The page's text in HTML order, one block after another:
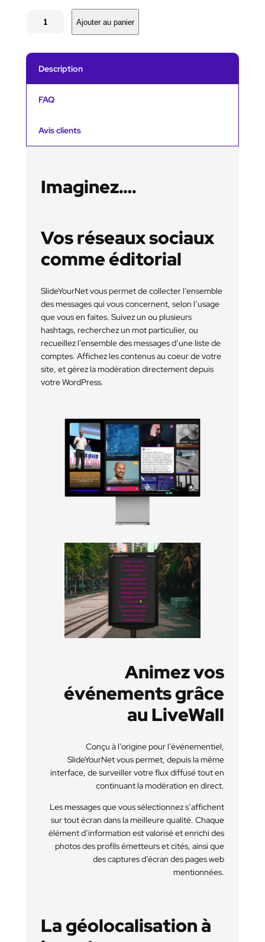
t
é
Ajouter au panier
Description
FAQ
Avis clients
Imaginez….
Vos réseaux sociaux
comme éditorial
SlideYourNet vous permet de collecter l’ensemble
des messages qui vous concernent, selon l’usage
que vous en faites. Suivez un ou plusieurs
hashtags, recherchez un mot particulier, ou
recueillez l’ensemble des messages d’une liste de
comptes. Affichez les contenus au coeur de votre
site, et gérez la modération directement depuis
votre WordPress.
Animez vos
événements grâce
au LiveWall
Conçu à l’origine pour l’événementiel,
SlideYourNet vous permet, depuis la même
interface, de surveiller votre flux diffusé tout en
continuant la modération en direct.
Les messages que vous sélectionnez s’affichent
sur tout écran dans la meilleure qualité. Chaque
élément d’information est valorisé et enrichi des
photos des profils émetteurs et cités, ainsi que
des captures d’écran des pages web
mentionnées.
La géolocalisation à